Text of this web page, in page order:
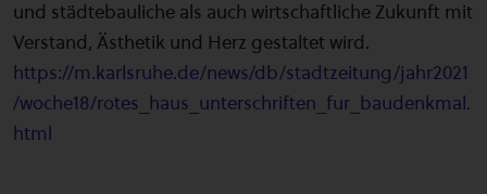
und städtebauliche als auch wirtschaftliche Zukunft mit
Verstand, Ästhetik und Herz gestaltet wird.
https://m.karlsruhe.de/news/db/stadtzeitung/jahr2021
/woche18/rotes_haus_unterschriften_fur_baudenkmal.
html